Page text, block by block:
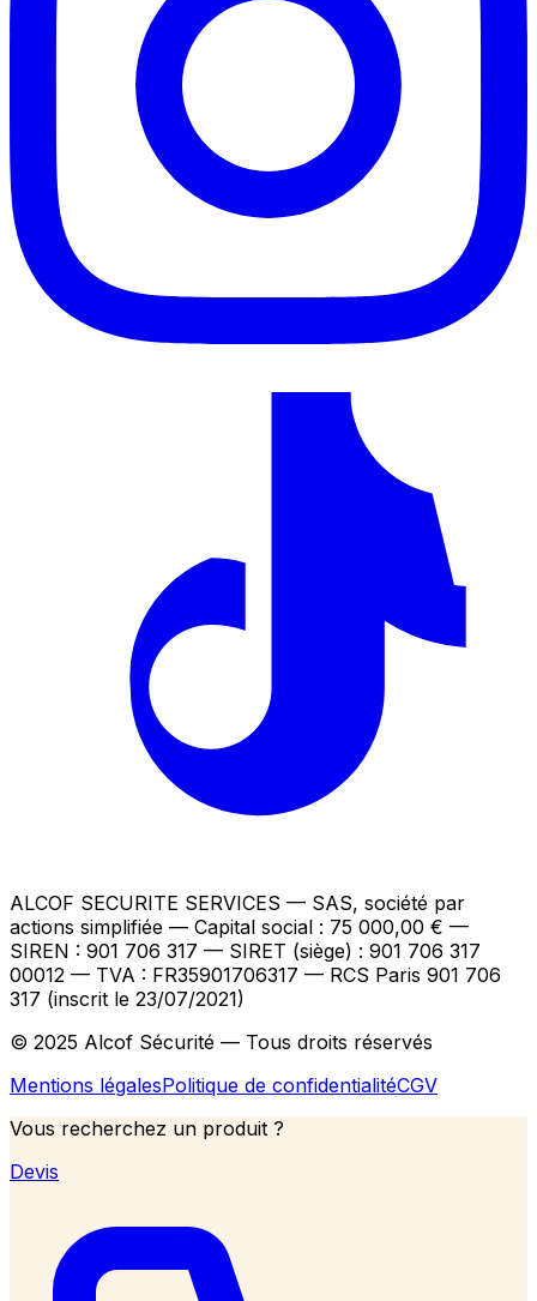
ALCOF SECURITE SERVICES — SAS, société par
actions simplifiée — Capital social : 75 000,00 € —
SIREN : 901 706 317 — SIRET (siège) : 901 706 317
00012 — TVA : FR35901706317 — RCS Paris 901 706
317 (inscrit le 23/07/2021)
© 2025 Alcof Sécurité — Tous droits réservés
Mentions légalesPolitique de confidentialitéCGV
Vous recherchez un produit ?
Devis